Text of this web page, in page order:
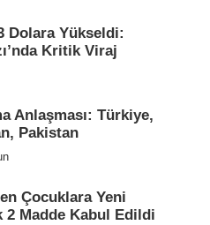
Dolara Yükseldi:
Kritik Viraj
Anlaşması: Türkiye,
Pakistan
Çocuklara Yeni
2 Madde Kabul Edildi